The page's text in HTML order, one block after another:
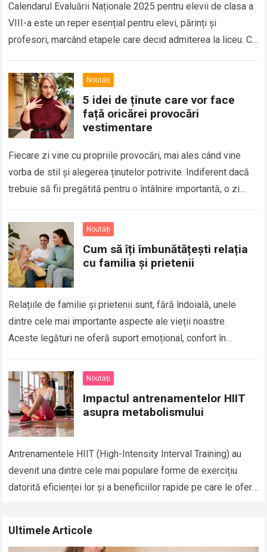
Calendarul Evaluării Naționale 2025 pentru elevii de clasa a
VIII-a este un reper esențial pentru elevi, părinți și
profesori, marcând etapele care decid admiterea la liceu. Cu
Noutăți
5 idei de ținute care vor face
față oricărei provocări
vestimentare
Fiecare zi vine cu propriile provocări, mai ales când vine
vorba de stil și alegerea ținutelor potrivite. Indiferent dacă
trebuie să fii pregătită pentru o întâlnire importantă, o zi
Noutăți
Cum să îți îmbunătățești relația
cu familia și prietenii
Relațiile de familie și prietenii sunt, fără îndoială, unele
dintre cele mai importante aspecte ale vieții noastre.
Aceste legături ne oferă suport emoțional, confort în
Noutăți
Impactul antrenamentelor HIIT
asupra metabolismului
Antrenamentele HIIT (High-Intensity Interval Training) au
devenit una dintre cele mai populare forme de exercițiu
datorită eficienței lor și a beneficiilor rapide pe care le oferă
Ultimele Articole